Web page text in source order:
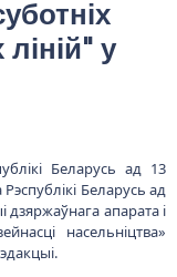
у
Беларусь ад 13
Беларусь ад
апарата і
насельніцтва»